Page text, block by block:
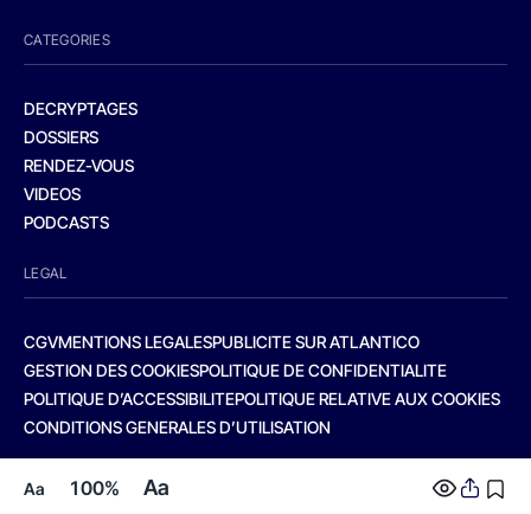
Aa 100% Aa
CATEGORIES
DECRYPTAGES
DOSSIERS
RENDEZ-VOUS
VIDEOS
PODCASTS
LEGAL
CGVMENTIONS LEGALESPUBLICITE SUR ATLANTICO
GESTION DES COOKIESPOLITIQUE DE CONFIDENTIALITE
POLITIQUE D’ACCESSIBILITEPOLITIQUE RELATIVE AUX COOKIES
CONDITIONS GENERALES D’UTILISATION